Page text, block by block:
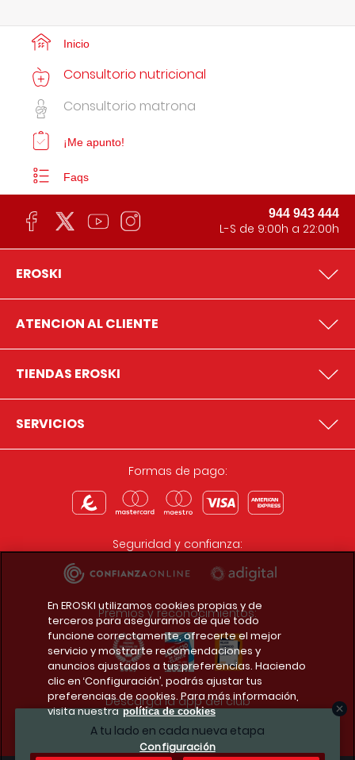
A tu lado en cada nueva etapa
Inicio
Consultorio nutricional
Consultorio matrona
¡Me apunto!
Faqs
944 943 444
L-S de 9:00h a 22:00h
EROSKI
ATENCION AL CLIENTE
TIENDAS EROSKI
SERVICIOS
Formas de pago:
Seguridad y confianza:
Premios y reconocimientos:
Descarga la app del club
En EROSKI utilizamos cookies propias y de
terceros para asegurarnos de que todo
funcione correctamente, ofrecerte el mejor
servicio y mostrarte recomendaciones y
anuncios ajustados a tus preferencias. Haciendo
clic en ‘Configuración’, podrás ajustar tus
preferencias de cookies. Para más información,
visita nuestra política de cookies
Configuración